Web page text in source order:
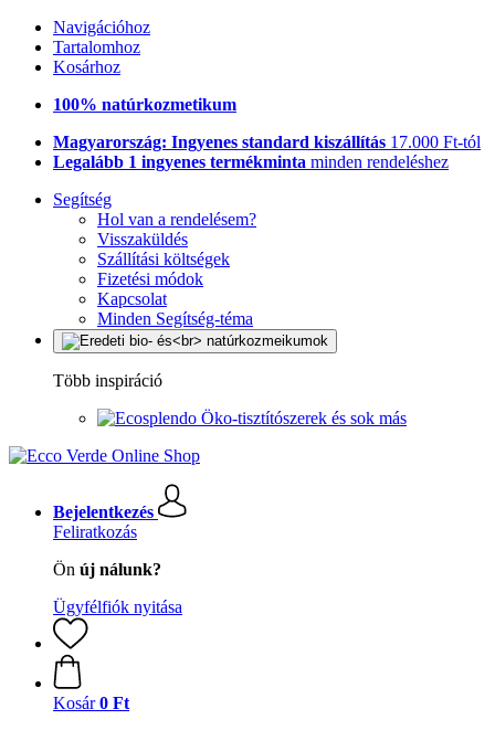
Navigációhoz
Tartalomhoz
Kosárhoz
100% natúrkozmetikum
Magyarország: Ingyenes standard kiszállítás 17.000 Ft-tól
Legalább 1 ingyenes termékminta minden rendeléshez
Segítség
Hol van a rendelésem?
Visszaküldés
Szállítási költségek
Fizetési módok
Kapcsolat
Minden Segítség-téma
Több inspiráció
Öko-tisztítószerek és sok más
Bejelentkezés
Feliratkozás
Ön új nálunk?
Ügyfélfiók nyitása
Kosár 0 Ft